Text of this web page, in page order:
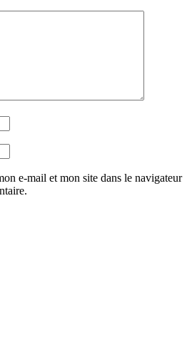
e-mail et mon site dans le navigateur